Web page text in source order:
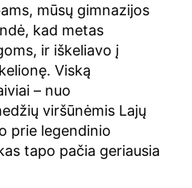
mūsų gimnazijos
kad metas
ir iškeliavo į
Viską
– nuo
viršūnėmis Lajų
prie legendinio
tapo pačia geriausia